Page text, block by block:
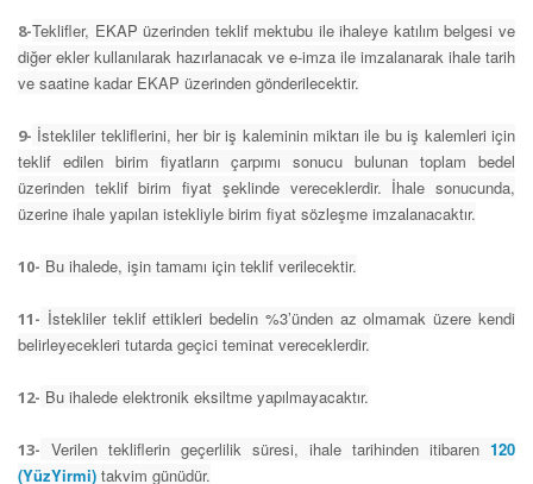
8-Teklifler, EKAP üzerinden teklif mektubu ile ihaleye katılım belgesi ve
diğer ekler kullanılarak hazırlanacak ve e-imza ile imzalanarak ihale tarih
ve saatine kadar EKAP üzerinden gönderilecektir.
9- İstekliler tekliflerini, her bir iş kaleminin miktarı ile bu iş kalemleri için
teklif edilen birim fiyatların çarpımı sonucu bulunan toplam bedel
üzerinden teklif birim fiyat şeklinde vereceklerdir. İhale sonucunda,
üzerine ihale yapılan istekliyle birim fiyat sözleşme imzalanacaktır.
10- Bu ihalede, işin tamamı için teklif verilecektir.
11- İstekliler teklif ettikleri bedelin %3’ünden az olmamak üzere kendi
belirleyecekleri tutarda geçici teminat vereceklerdir.
12- Bu ihalede elektronik eksiltme yapılmayacaktır.
13- Verilen tekliflerin geçerlilik süresi, ihale tarihinden itibaren 120
(YüzYirmi) takvim günüdür.